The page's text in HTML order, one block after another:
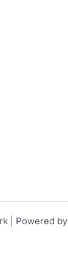
| Powered by